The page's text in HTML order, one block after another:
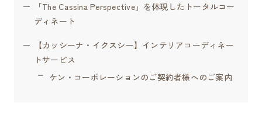
「The Cassina Perspective」を体現したトータルコー
ディネート
【カッシーナ・イクスシー】インテリアコーディネー
トサービス
ケン・コーポレーションのご契約者様へのご案内